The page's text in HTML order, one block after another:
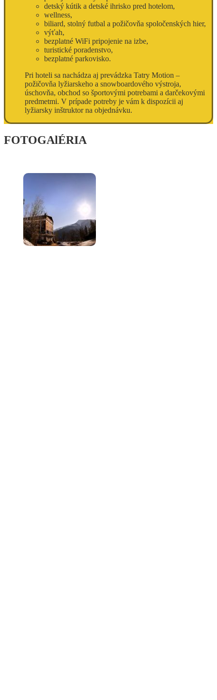
detský kútik a detské ihrisko pred hotelom,
wellness,
biliard, stolný futbal a požičovňa spoločenských hier,
výťah,
bezplatné WiFi pripojenie na izbe,
turistické poradenstvo,
bezplatné parkovisko.
Pri hoteli sa nachádza aj prevádzka Tatry Motion –
požičovňa lyžiarskeho a snowboardového výstroja,
úschovňa, obchod so športovými potrebami a darčekovými
predmetmi. V prípade potreby je vám k dispozícii aj
lyžiarsky inštruktor na objednávku.
FOTOGAlÉRIA